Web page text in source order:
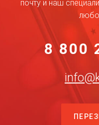
почту и наш
8 800